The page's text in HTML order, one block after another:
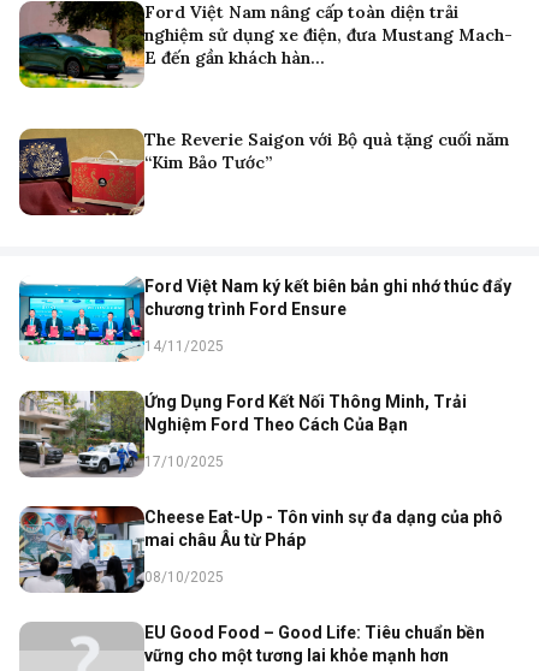
Ford Việt Nam nâng cấp toàn diện trải
nghiệm sử dụng xe điện, đưa Mustang Mach-
E đến gần khách hàn…
The Reverie Saigon với Bộ quà tặng cuối năm
“Kim Bảo Tước”
Ford Việt Nam ký kết biên bản ghi nhớ thúc đẩy
chương trình Ford Ensure
14/11/2025
Ứng Dụng Ford Kết Nối Thông Minh, Trải
Nghiệm Ford Theo Cách Của Bạn
17/10/2025
Cheese Eat-Up - Tôn vinh sự đa dạng của phô
mai châu Âu từ Pháp
08/10/2025
EU Good Food – Good Life: Tiêu chuẩn bền
vững cho một tương lai khỏe mạnh hơn